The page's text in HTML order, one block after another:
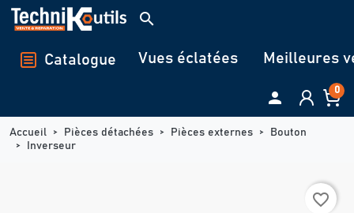
Panneau de gestion des cookies
search
Catalogue Vues éclatées Meilleures
 0
Accueil Pièces détachées Pièces externes
Bouton
Inverseur
favorite_border